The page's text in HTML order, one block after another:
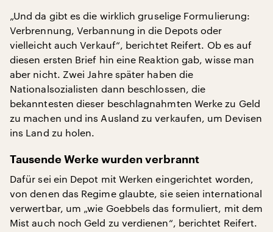
„Und da gibt es die wirklich gruselige Formulierung:
Verbrennung, Verbannung in die Depots oder
vielleicht auch Verkauf“, berichtet Reifert. Ob es auf
diesen ersten Brief hin eine Reaktion gab, wisse man
aber nicht. Zwei Jahre später haben die
Nationalsozialisten dann beschlossen, die
bekanntesten dieser beschlagnahmten Werke zu Geld
zu machen und ins Ausland zu verkaufen, um Devisen
ins Land zu holen.
Tausende Werke wurden verbrannt
Dafür sei ein Depot mit Werken eingerichtet worden,
von denen das Regime glaubte, sie seien international
verwertbar, um „wie Goebbels das formuliert, mit dem
Mist auch noch Geld zu verdienen“, berichtet Reifert.